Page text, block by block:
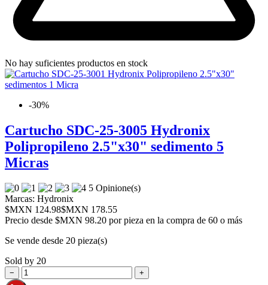
No hay suficientes productos en stock
-30%
Cartucho SDC-25-3005 Hydronix
Polipropileno 2.5"x30" sedimento 5
Micras
5 Opinione(s)
Marcas: Hydronix
$MXN 124.98$MXN 178.55
Precio desde $MXN 98.20 por pieza en la compra de 60 o más
Se vende desde 20 pieza(s)
Sold by 20
− +